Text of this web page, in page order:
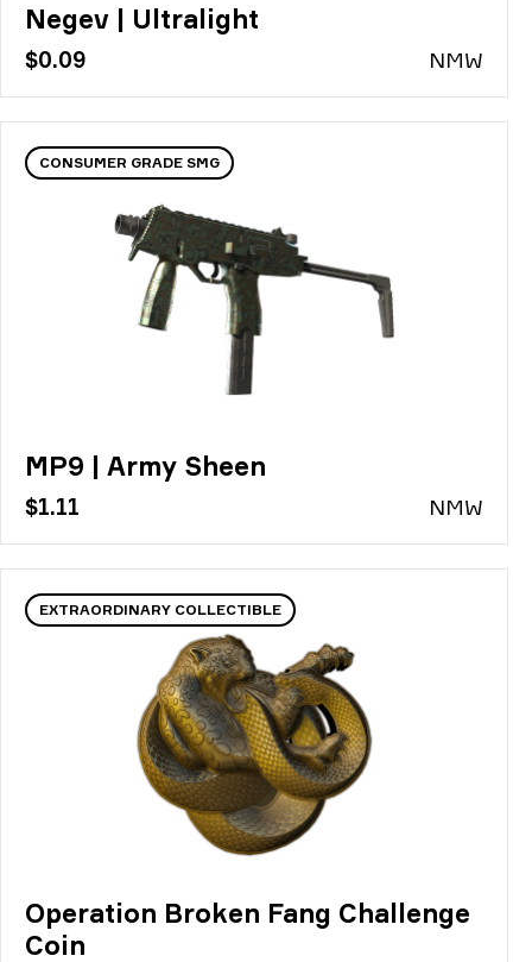
Negev | Ultralight
$0.09 NMW
CONSUMER GRADE SMG
MP9 | Army Sheen
$1.11 NMW
EXTRAORDINARY COLLECTIBLE
Operation Broken Fang Challenge
Coin